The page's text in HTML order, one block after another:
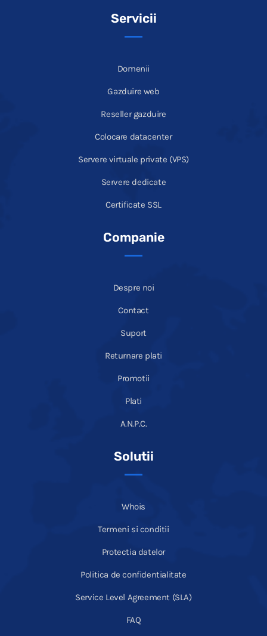
Servicii
Domenii
Gazduire web
Reseller gazduire
Colocare datacenter
Servere virtuale private (VPS)
Servere dedicate
Certificate SSL
Companie
Despre noi
Contact
Suport
Returnare plati
Promotii
Plati
A.N.P.C.
Solutii
Whois
Termeni si conditii
Protectia datelor
Politica de confidentialitate
Service Level Agreement (SLA)
FAQ